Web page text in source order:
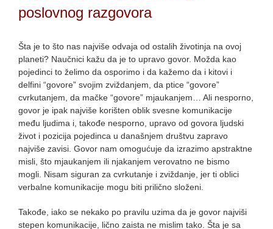
poslovnog razgovora
Šta je to što nas najviše odvaja od ostalih životinja na ovoj
planeti? Naučnici kažu da je to upravo govor. Možda kao
pojedinci to želimo da osporimo i da kažemo da i kitovi i
delfini “govore” svojim zviždanjem, da ptice “govore”
cvrkutanjem, da mačke “govore” mjaukanjem… Ali nesporno,
govor je ipak najviše korišten oblik svesne komunikacije
među ljudima i, takođe nesporno, upravo od govora ljudski
život i pozicija pojedinca u današnjem društvu zapravo
najviše zavisi. Govor nam omogućuje da izrazimo apstraktne
misli, što mjaukanjem ili njakanjem verovatno ne bismo
mogli. Nisam siguran za cvrkutanje i zviždanje, jer ti oblici
verbalne komunikacije mogu biti prilično složeni.
Takođe, iako se nekako po pravilu uzima da je govor najviši
stepen komunikacije, lično zaista ne mislim tako. Šta je sa